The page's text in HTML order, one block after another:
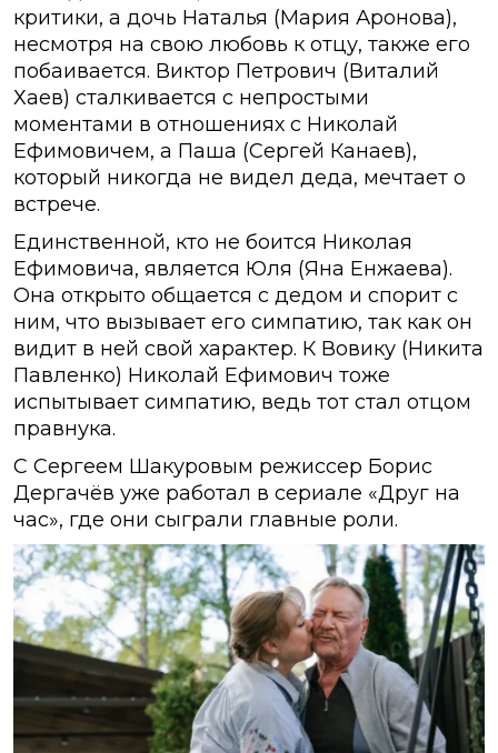
критики, а дочь Наталья (Мария Аронова),
несмотря на свою любовь к отцу, также его
побаивается. Виктор Петрович (Виталий
Хаев) сталкивается с непростыми
моментами в отношениях с Николай
Ефимовичем, а Паша (Сергей Канаев),
который никогда не видел деда, мечтает о
встрече.
Единственной, кто не боится Николая
Ефимовича, является Юля (Яна Енжаева).
Она открыто общается с дедом и спорит с
ним, что вызывает его симпатию, так как он
видит в ней свой характер. К Вовику (Никита
Павленко) Николай Ефимович тоже
испытывает симпатию, ведь тот стал отцом
правнука.
С Сергеем Шакуровым режиссер Борис
Дергачёв уже работал в сериале «Друг на
час», где они сыграли главные роли.